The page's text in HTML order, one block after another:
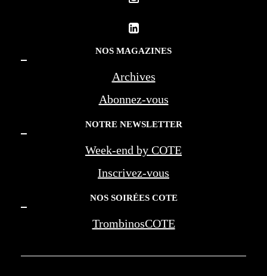
NOS MAGAZINES
Archives
Abonnez-vous
NOTRE NEWSLETTER
Week-end by COTE
Inscrivez-vous
NOS SOIRÉES COTE
TrombinosCOTE